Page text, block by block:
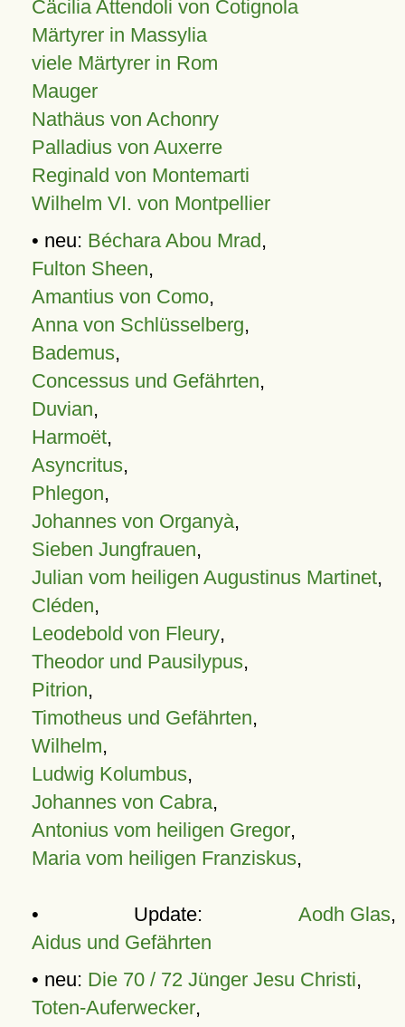
Cäcilia Attendoli von Cotignola
Märtyrer in Massylia
viele Märtyrer in Rom
Mauger
Nathäus von Achonry
Palladius von Auxerre
Reginald von Montemarti
Wilhelm VI. von Montpellier
• neu: Béchara Abou Mrad,
Fulton Sheen,
Amantius von Como,
Anna von Schlüsselberg,
Bademus,
Concessus und Gefährten,
Duvian,
Harmoët,
Asyncritus,
Phlegon,
Johannes von Organyà,
Sieben Jungfrauen,
Julian vom heiligen Augustinus Martinet,
Cléden,
Leodebold von Fleury,
Theodor und Pausilypus,
Pitrion,
Timotheus und Gefährten,
Wilhelm,
Ludwig Kolumbus,
Johannes von Cabra,
Antonius vom heiligen Gregor,
Maria vom heiligen Franziskus,
• Update: Aodh Glas,
Aidus und Gefährten
• neu: Die 70 / 72 Jünger Jesu Christi,
Toten-Auferwecker,